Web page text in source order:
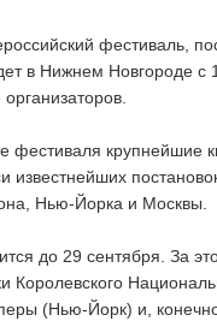
фестиваль,
в Нижнем Новгороде с
организаторов.
фестиваля крупнейшие
известнейших
Нью-Йорка и Москвы.
до 29 сентября. За
Королевского
(Нью-Йорк) и,